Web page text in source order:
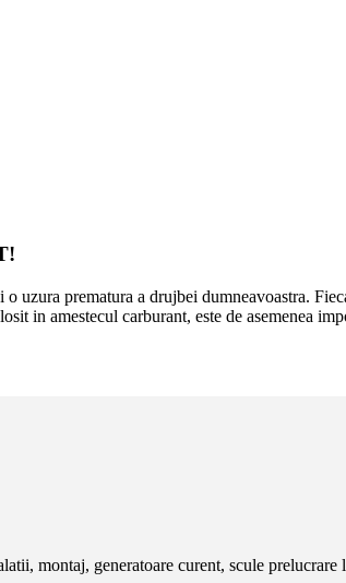
prematura a drujbei dumneavoastra.
in amestecul carburant, este de asemenea
montaj, generatoare curent, scule prelucrare